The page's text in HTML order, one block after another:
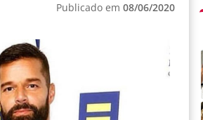
Publicado em 08/06/2020